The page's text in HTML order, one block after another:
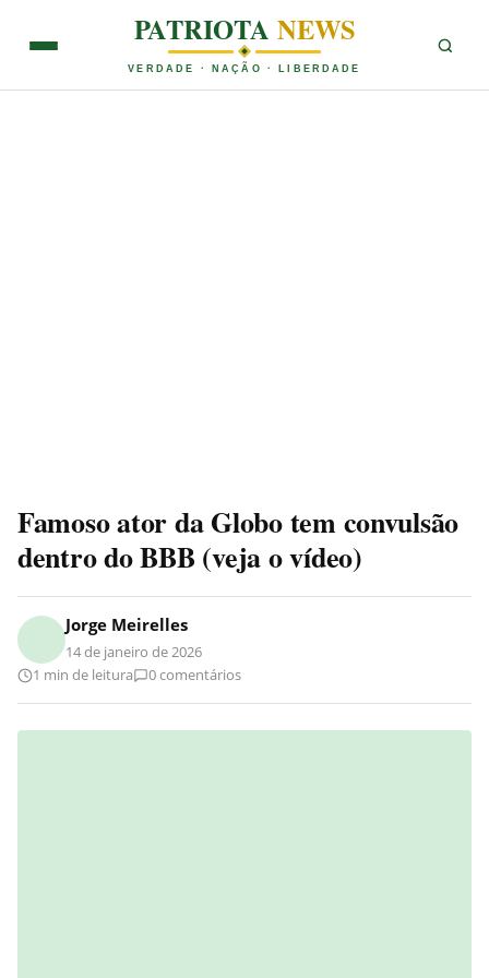
PATRIOTANEWS
VERDADE · NAÇÃO · LIBERDADE
Famoso ator da Globo tem convulsão
dentro do BBB (veja o vídeo)
Jorge Meirelles
14 de janeiro de 2026
1 min de leitura
0 comentários